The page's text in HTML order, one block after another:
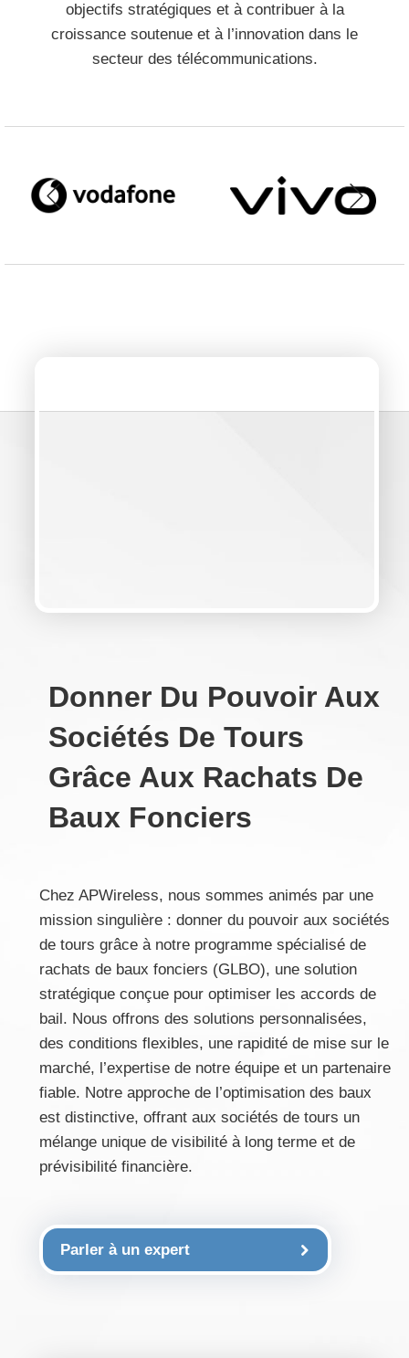
objectifs stratégiques et à contribuer à la
croissance soutenue et à l’innovation dans le
secteur des télécommunications.
Donner Du Pouvoir Aux
Sociétés De Tours
Grâce Aux Rachats De
Baux Fonciers
Chez APWireless, nous sommes animés par une
mission singulière : donner du pouvoir aux sociétés
de tours grâce à notre programme spécialisé de
rachats de baux fonciers (GLBO), une solution
stratégique conçue pour optimiser les accords de
bail. Nous offrons des solutions personnalisées,
des conditions flexibles, une rapidité de mise sur le
marché, l’expertise de notre équipe et un partenaire
fiable. Notre approche de l’optimisation des baux
est distinctive, offrant aux sociétés de tours un
mélange unique de visibilité à long terme et de
prévisibilité financière.
Parler à un expert